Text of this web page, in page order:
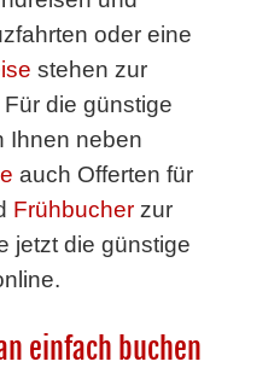
oder eine
stehen zur
die günstige
Ihnen neben
auch Offerten für
Frühbucherzur
jetzt die günstige
einfach buchen